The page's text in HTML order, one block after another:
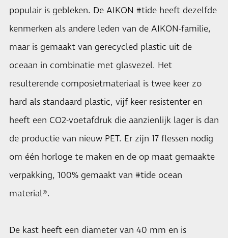
populair is gebleken. De AIKON #tide heeft dezelfde
kenmerken als andere leden van de AIKON-familie,
maar is gemaakt van gerecycled plastic uit de
oceaan in combinatie met glasvezel. Het
resulterende composietmateriaal is twee keer zo
hard als standaard plastic, vijf keer resistenter en
heeft een CO2-voetafdruk die aanzienlijk lager is dan
de productie van nieuw PET. Er zijn 17 flessen nodig
om één horloge te maken en de op maat gemaakte
verpakking, 100% gemaakt van #tide ocean
material®.
De kast heeft een diameter van 40 mm en is